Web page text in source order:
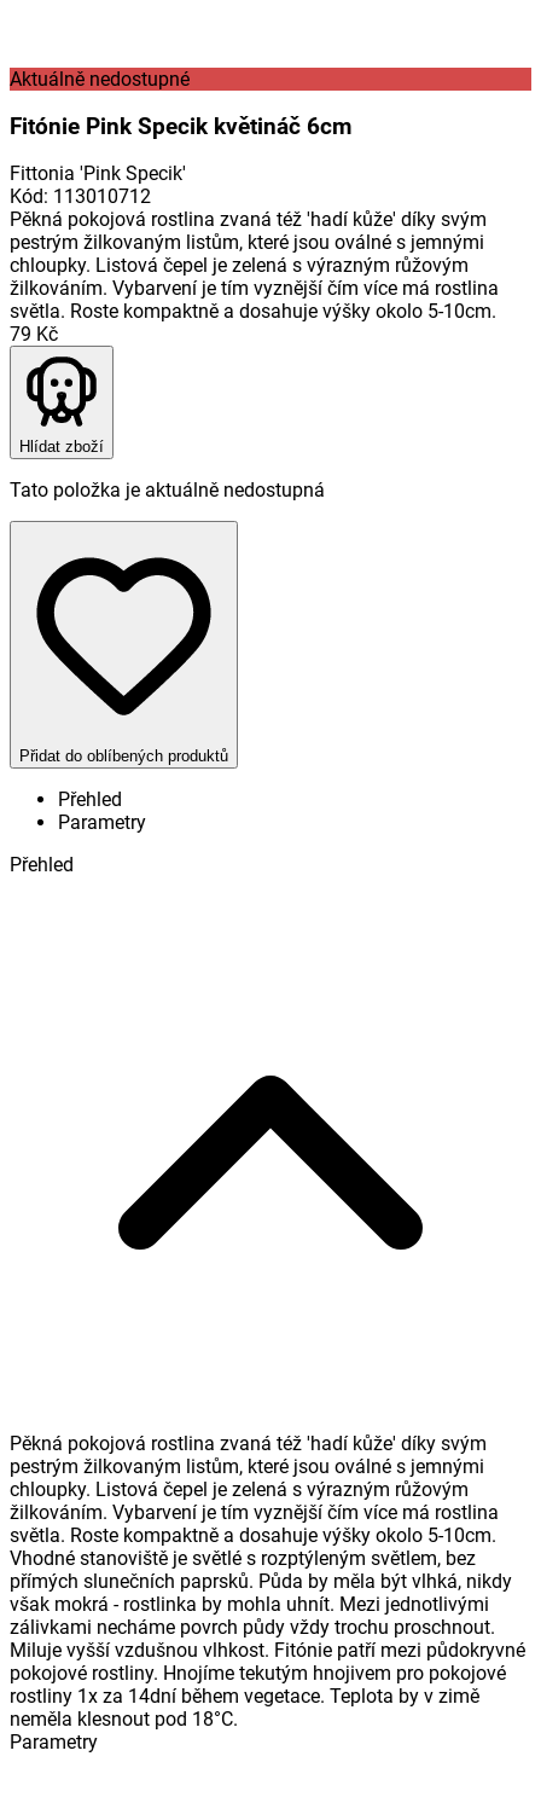
Aktuálně nedostupné
Fitónie Pink Specik květináč 6cm
Fittonia 'Pink Specik'
Kód: 113010712
Pěkná pokojová rostlina zvaná též 'hadí kůže' díky svým
pestrým žilkovaným listům, které jsou oválné s jemnými
chloupky. Listová čepel je zelená s výrazným růžovým
žilkováním. Vybarvení je tím vyznější čím více má rostlina
světla. Roste kompaktně a dosahuje výšky okolo 5-10cm.
79 Kč
Hlídat zboží
Tato položka je aktuálně nedostupná
Přidat do oblíbených produktů
Přehled
Parametry
Přehled
Pěkná pokojová rostlina zvaná též 'hadí kůže' díky svým
pestrým žilkovaným listům, které jsou oválné s jemnými
chloupky. Listová čepel je zelená s výrazným růžovým
žilkováním. Vybarvení je tím vyznější čím více má rostlina
světla. Roste kompaktně a dosahuje výšky okolo 5-10cm.
Vhodné stanoviště je světlé s rozptýleným světlem, bez
přímých slunečních paprsků. Půda by měla být vlhká, nikdy
však mokrá - rostlinka by mohla uhnít. Mezi jednotlivými
zálivkami necháme povrch půdy vždy trochu proschnout.
Miluje vyšší vzdušnou vlhkost. Fitónie patří mezi půdokryvné
pokojové rostliny. Hnojíme tekutým hnojivem pro pokojové
rostliny 1x za 14dní během vegetace. Teplota by v zimě
neměla klesnout pod 18°C.
Parametry